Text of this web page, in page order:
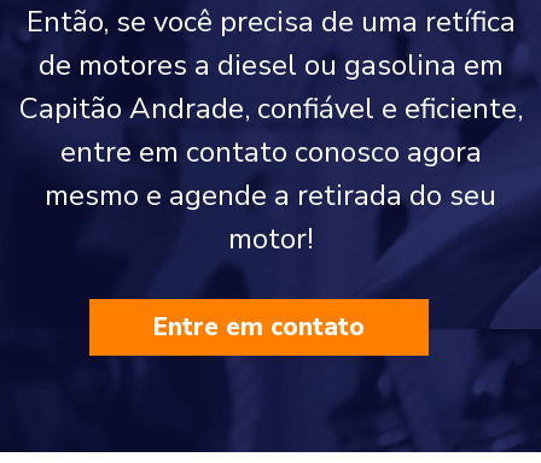
Então, se você precisa de uma retífica
de motores a diesel ou gasolina em
Capitão Andrade, confiável e eficiente,
entre em contato conosco agora
mesmo e agende a retirada do seu
motor!
Entre em contato